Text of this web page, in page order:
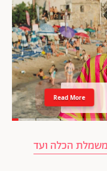
Read More
משמלת הכלה ועד